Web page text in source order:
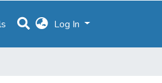
Log In